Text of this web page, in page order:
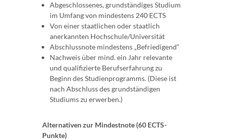
Abgeschlossenes, grundständiges Studium
im Umfang von mindestens 240 ECTS
Von einer staatlichen oder staatlich
anerkannten Hochschule/Universität
Abschlussnote mindestens „Befriedigend“
Nachweis über mind. ein Jahr relevante
und qualifizierte Berufserfahrung zu
Beginn des Studienprogramms. (Diese ist
nach Abschluss des grundständigen
Studiums zu erwerben.)
Alternativen zur Mindestnote (60 ECTS-
Punkte)